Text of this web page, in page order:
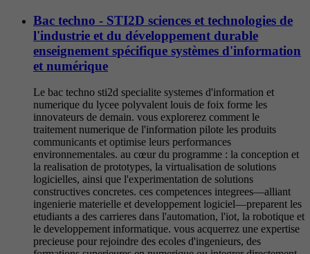
Bac techno - STI2D sciences et technologies de
l'industrie et du développement durable
enseignement spécifique systèmes d'information
et numérique
Le bac techno sti2d specialite systemes d'information et
numerique du lycee polyvalent louis de foix forme les
innovateurs de demain. vous explorerez comment le
traitement numerique de l'information pilote les produits
communicants et optimise leurs performances
environnementales. au cœur du programme : la conception et
la realisation de prototypes, la virtualisation de solutions
logicielles, ainsi que l'experimentation de solutions
constructives concretes. ces competences integrees—alliant
ingenierie materielle et developpement logiciel—preparent les
etudiants a des carrieres dans l'automation, l'iot, la robotique et
le developpement informatique. vous acquerrez une expertise
precieuse pour rejoindre des ecoles d'ingenieurs, des